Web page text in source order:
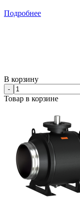
Подробнее
В корзину
-
Товар в корзине